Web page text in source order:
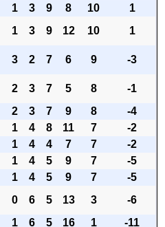
1 3 9 8 10
1
1 3 9 12 10 1
3 2 7 6 9 -3
2 3 7 5 8
-1
2 3 7 9 8
-4
1 4 8 11 7
-2
1 4 4 7 7
-2
1 4 5 9 7
-5
1 4 5 9 7
-5
0 6 5 13 3
-6
1 6 5 16 1 -11